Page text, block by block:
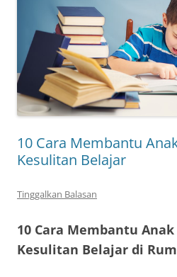
10 Cara Membantu
Kesulitan Belajar
Tinggalkan Balasan
10 Cara Membantu
Kesulitan Belajar di